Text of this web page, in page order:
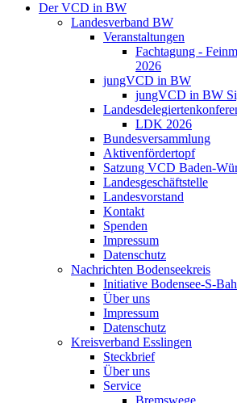
Der VCD in BW
Landesverband BW
Veranstaltungen
Fachtagung -
2026
jungVCD in BW
jungVCD in BW
LDK 2026
Bundesversammlung
Aktivenfördertopf
Satzung VCD Baden-
Landesgeschäftstelle
Landesvorstand
Kontakt
Spenden
Impressum
Datenschutz
Nachrichten Bodenseekreis
Initiative Bodensee-S-
Über uns
Impressum
Datenschutz
Kreisverband Esslingen
Steckbrief
Über uns
Service
Bremswege